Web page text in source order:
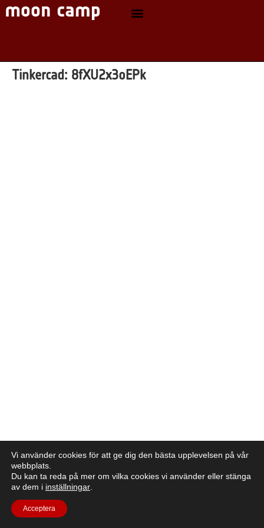
Tinkercad: 8fXU2x3oEPk
Vi använder cookies för att ge dig den bästa upplevelsen på vår
webbplats.
Du kan ta reda på mer om vilka cookies vi använder eller stänga
av dem i inställningar
Acceptera